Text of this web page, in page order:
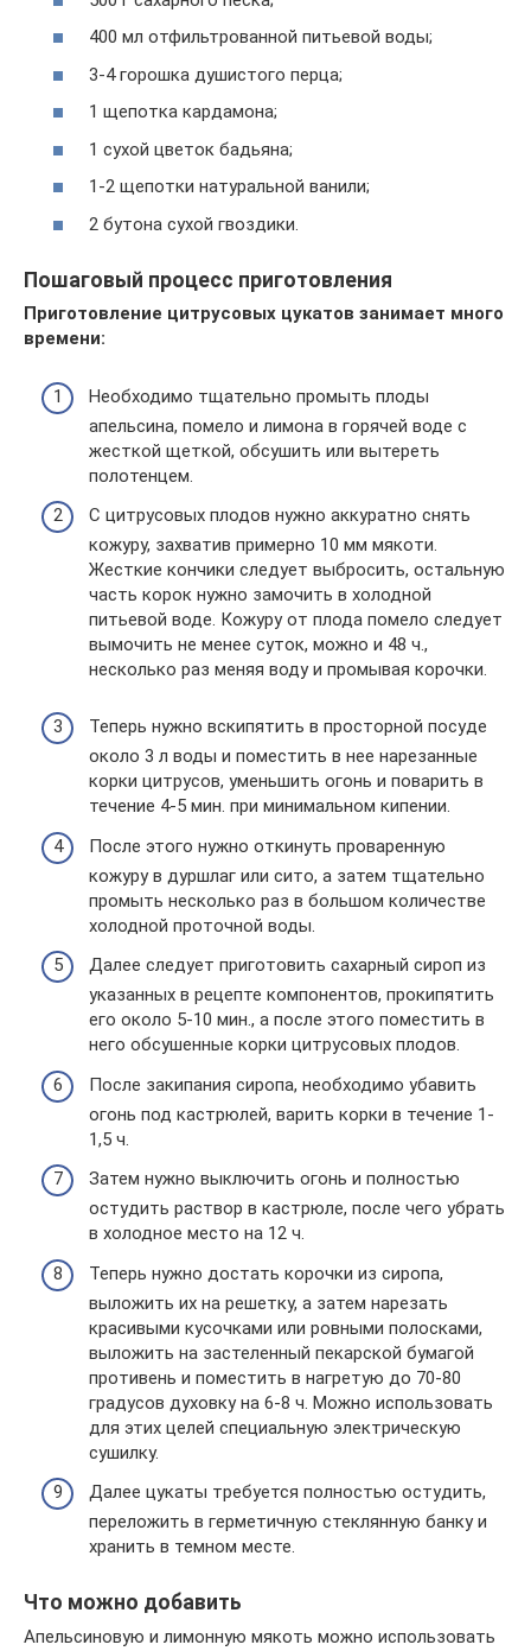
400 мл отфильтрованной питьевой воды;
3-4 горошка душистого перца;
1 щепотка кардамона;
1 сухой цветок бадьяна;
1-2 щепотки натуральной ванили;
2 бутона сухой гвоздики.
Пошаговый процесс приготовления
Приготовление цитрусовых цукатов занимает много
времени:
Необходимо тщательно промыть плоды
апельсина, помело и лимона в горячей воде с
жесткой щеткой, обсушить или вытереть
полотенцем.
С цитрусовых плодов нужно аккуратно снять
кожуру, захватив примерно 10 мм мякоти.
Жесткие кончики следует выбросить, остальную
часть корок нужно замочить в холодной
питьевой воде. Кожуру от плода помело следует
вымочить не менее суток, можно и 48 ч.,
несколько раз меняя воду и промывая корочки.
Теперь нужно вскипятить в просторной посуде
около 3 л воды и поместить в нее нарезанные
корки цитрусов, уменьшить огонь и поварить в
течение 4-5 мин. при минимальном кипении.
После этого нужно откинуть проваренную
кожуру в дуршлаг или сито, а затем тщательно
промыть несколько раз в большом количестве
холодной проточной воды.
Далее следует приготовить сахарный сироп из
указанных в рецепте компонентов, прокипятить
его около 5-10 мин., а после этого поместить в
него обсушенные корки цитрусовых плодов.
После закипания сиропа, необходимо убавить
огонь под кастрюлей, варить корки в течение 1-
1,5 ч.
Затем нужно выключить огонь и полностью
остудить раствор в кастрюле, после чего убрать
в холодное место на 12 ч.
Теперь нужно достать корочки из сиропа,
выложить их на решетку, а затем нарезать
красивыми кусочками или ровными полосками,
выложить на застеленный пекарской бумагой
противень и поместить в нагретую до 70-80
градусов духовку на 6-8 ч. Можно использовать
для этих целей специальную электрическую
сушилку.
Далее цукаты требуется полностью остудить,
переложить в герметичную стеклянную банку и
хранить в темном месте.
Что можно добавить
Апельсиновую и лимонную мякоть можно использовать